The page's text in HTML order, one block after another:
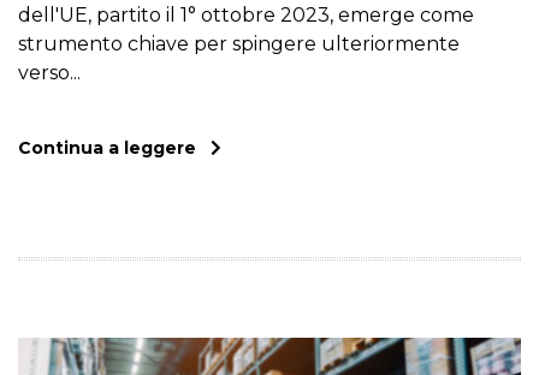
dell'UE, partito il 1° ottobre 2023, emerge come
strumento chiave per spingere ulteriormente
verso...
Continua a leggere